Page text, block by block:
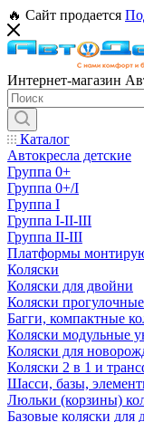
🔥 Сайт продается
Интернет-магазин
Каталог
Автокресла детские
Группа 0+
Группа 0+/I
Группа I
Группа I-II-III
Группа II-III
Платформы
Коляски
Коляски для двойни
Коляски прогулочные
Багги, компактные
Коляски модульные
Коляски для
Коляски 2 в 1 и
Шасси, базы,
Люльки (корзины)
Базовые коляски для